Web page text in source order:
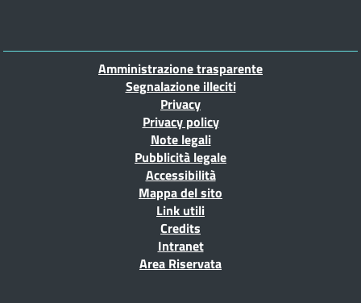
Piè
Amministrazione trasparente
Segnalazione illeciti
Privacy
Privacy policy
Note legali
Pubblicità legale
Accessibilità
Mappa del sito
Link utili
Credits
Intranet
Area Riservata